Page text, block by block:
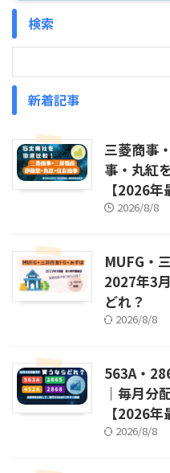
検索
新着記事
三菱商事
事・丸紅
【2026年
2026/8/8
MUFG・
2027年3
どれ？
2026/8/8
563A・
｜毎月分
【2026年
2026/8/8